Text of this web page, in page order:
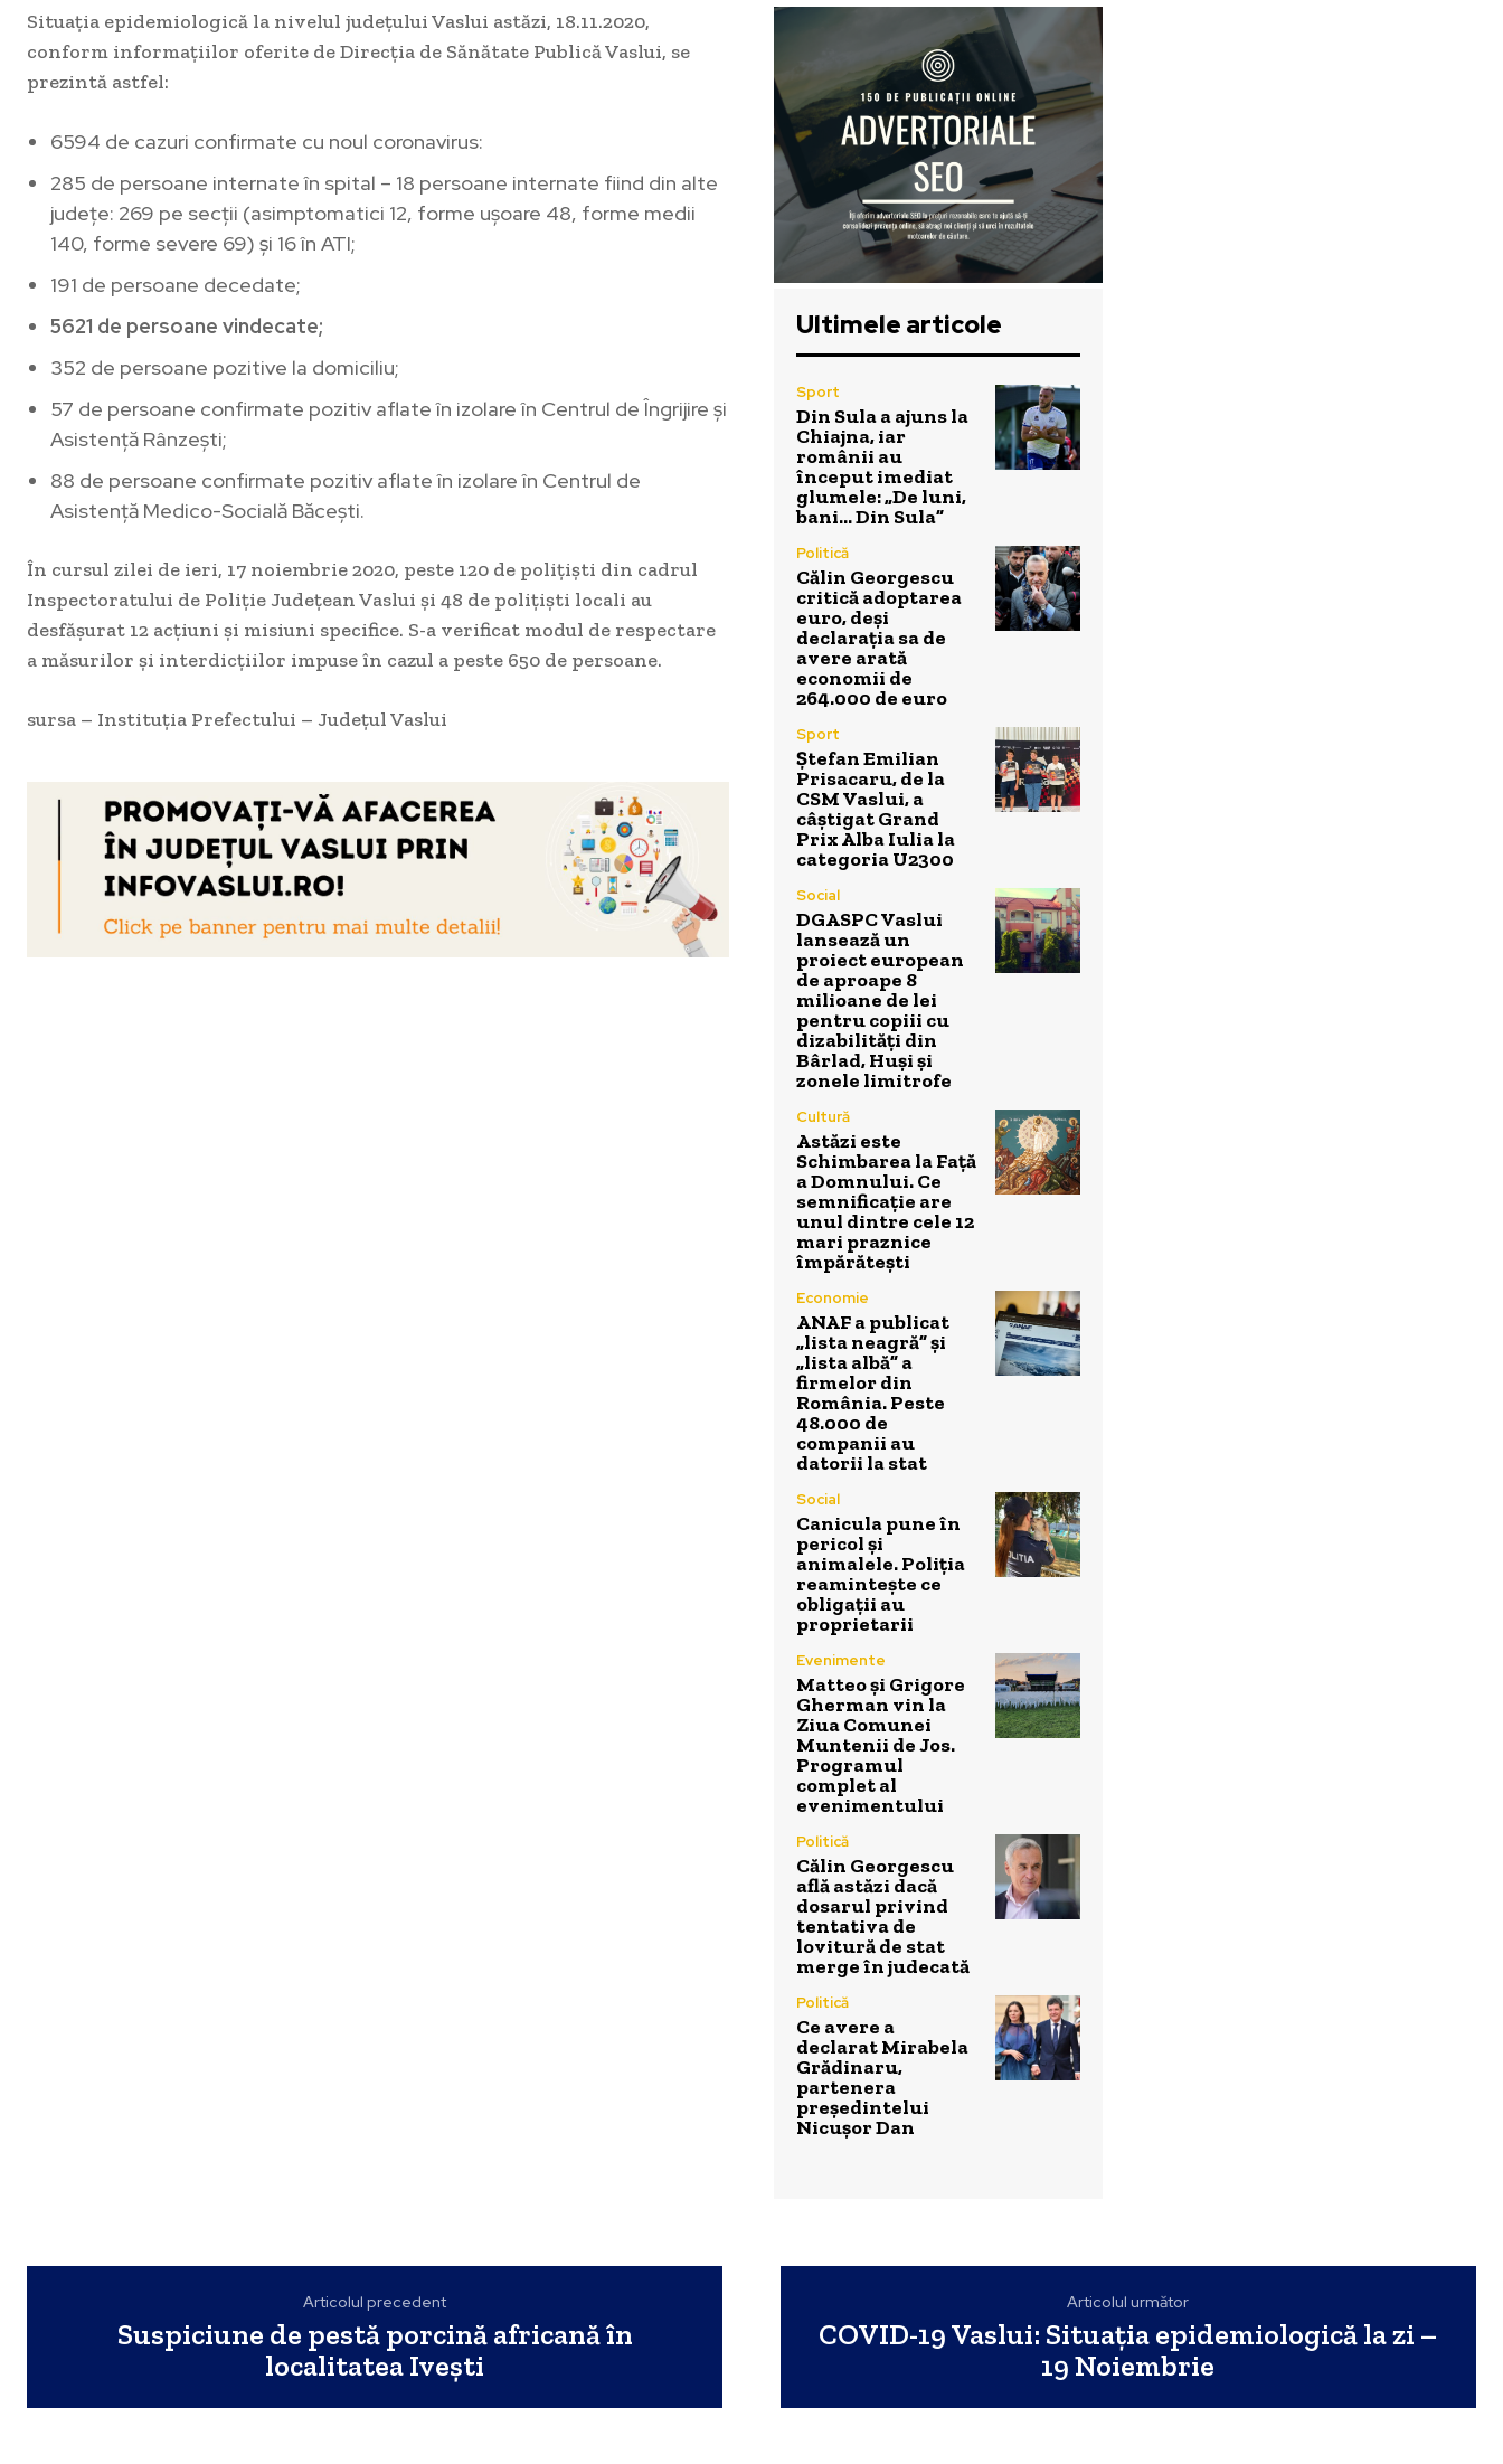
Situația epidemiologică la nivelul județului Vaslui astăzi, 18.11.2020,
conform informațiilor oferite de Direcția de Sănătate Publică Vaslui, se
prezintă astfel:
6594 de cazuri confirmate cu noul coronavirus:
285 de persoane internate în spital – 18 persoane internate fiind din alte
județe: 269 pe secții (asimptomatici 12, forme ușoare 48, forme medii
140, forme severe 69) și 16 în ATI;
191 de persoane decedate;
5621 de persoane vindecate;
352 de persoane pozitive la domiciliu;
57 de persoane confirmate pozitiv aflate în izolare în Centrul de Îngrijire și
Asistență Rânzești;
88 de persoane confirmate pozitiv aflate în izolare în Centrul de
Asistență Medico-Socială Băcești.
În cursul zilei de ieri, 17 noiembrie 2020, peste 120 de polițiști din cadrul
Inspectoratului de Poliție Județean Vaslui și 48 de polițiști locali au
desfășurat 12 acțiuni și misiuni specifice. S-a verificat modul de respectare
a măsurilor și interdicțiilor impuse în cazul a peste 650 de persoane.
sursa – Instituția Prefectului – Județul Vaslui
Ultimele articole
Sport
Din Sula a ajuns la
Chiajna, iar
românii au
început imediat
glumele: „De luni,
bani… Din Sula”
Politică
Călin Georgescu
critică adoptarea
euro, deși
declarația sa de
avere arată
economii de
264.000 de euro
Sport
Ștefan Emilian
Prisacaru, de la
CSM Vaslui, a
câștigat Grand
Prix Alba Iulia la
categoria U2300
Social
DGASPC Vaslui
lansează un
proiect european
de aproape 8
milioane de lei
pentru copiii cu
dizabilități din
Bârlad, Huși și
zonele limitrofe
Cultură
Astăzi este
Schimbarea la Față
a Domnului. Ce
semnificație are
unul dintre cele 12
mari praznice
împărătești
Economie
ANAF a publicat
„lista neagră” și
„lista albă” a
firmelor din
România. Peste
48.000 de
companii au
datorii la stat
Social
Canicula pune în
pericol și
animalele. Poliția
reamintește ce
obligații au
proprietarii
Evenimente
Matteo și Grigore
Gherman vin la
Ziua Comunei
Muntenii de Jos.
Programul
complet al
evenimentului
Politică
Călin Georgescu
află astăzi dacă
dosarul privind
tentativa de
lovitură de stat
merge în judecată
Politică
Ce avere a
declarat Mirabela
Grădinaru,
partenera
președintelui
Nicușor Dan
Articolul precedent
Suspiciune de pestă porcină africană în
localitatea Ivești
Articolul următor
COVID-19 Vaslui: Situația epidemiologică la zi –
19 Noiembrie